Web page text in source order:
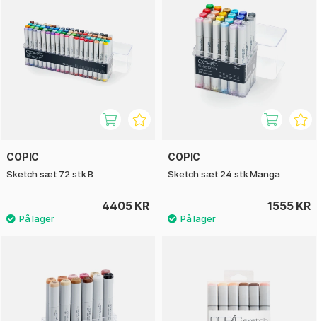
COPIC
Sketch sæt 72 stk B
4405 KR
COPIC
Sketch sæt 24 stk Manga
1555 KR